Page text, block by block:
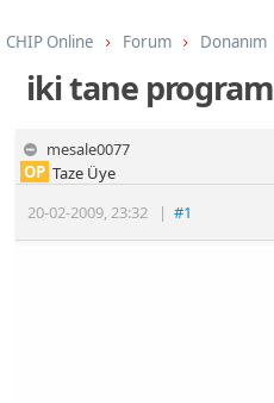
CHIP Online Forum Donanım
iki tane program
mesale0077
20-02-2009,23:32 |#1
OP Taze Üye